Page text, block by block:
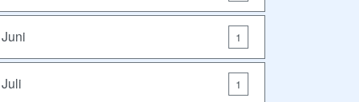
Juni 1
Juli 1